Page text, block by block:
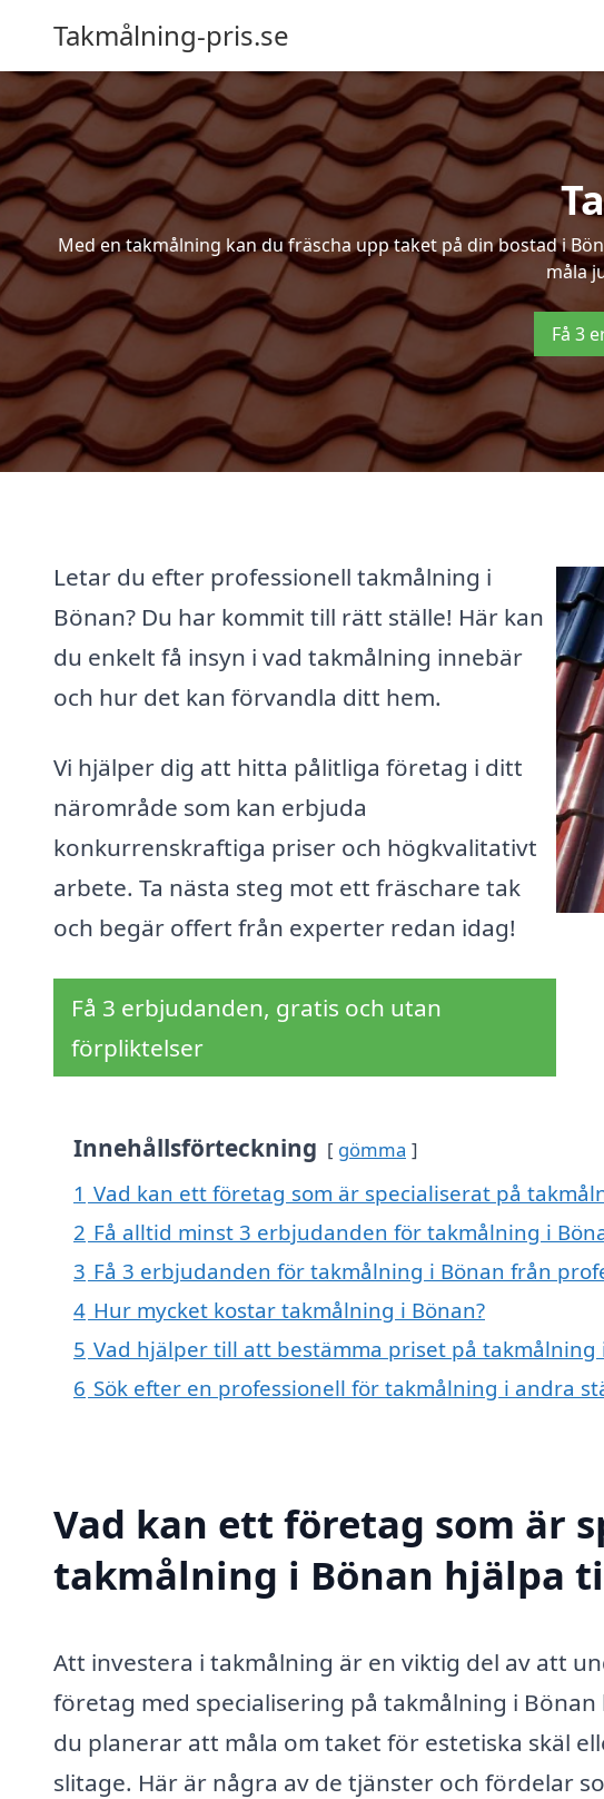
Takmålning-pris.se
Med en takmålning kan du fräscha upp taket på din bostad i
måla
Få 3
Letar du efter professionell takmålning i
Bönan? Du har kommit till rätt ställe! Här kan
du enkelt få insyn i vad takmålning innebär
och hur det kan förvandla ditt hem.
Vi hjälper dig att hitta pålitliga företag i ditt
närområde som kan erbjuda
konkurrenskraftiga priser och högkvalitativt
arbete. Ta nästa steg mot ett fräschare tak
och begär offert från experter redan idag!
Få 3 erbjudanden, gratis och utan
förpliktelser
Innehållsförteckning gömma
1 Vad kan ett företag som är specialiserat på
2 Få alltid minst 3 erbjudanden för takmålning i
3 Få 3 erbjudanden för takmålning i Bönan från
4 Hur mycket kostar takmålning i Bönan?
5 Vad hjälper till att bestämma priset på takmålning
6 Sök efter en professionell för takmålning i andra
Vad kan ett företag som är
takmålning i Bönan hjälpa
Att investera i takmålning är en viktig del av att
företag med specialisering på takmålning i
du planerar att måla om taket för estetiska skäl
slitage. Här är några av de tjänster och fördelar